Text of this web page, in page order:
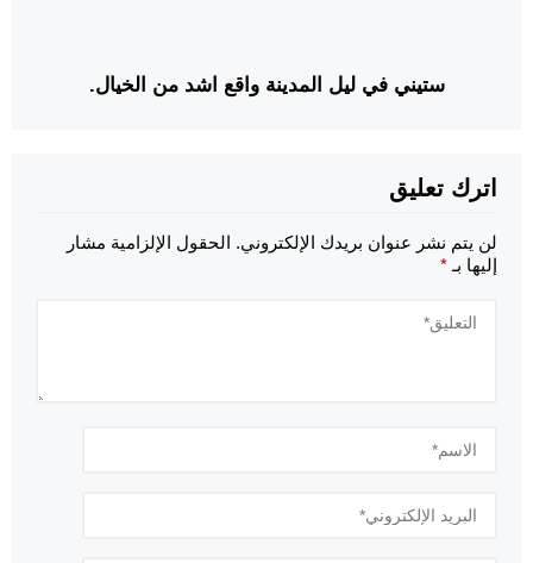
ستيني في ليل المدينة واقع اشد من الخيال.
اترك تعليق
لن يتم نشر عنوان بريدك الإلكتروني. الحقول الإلزامية مشار
إليها بـ *